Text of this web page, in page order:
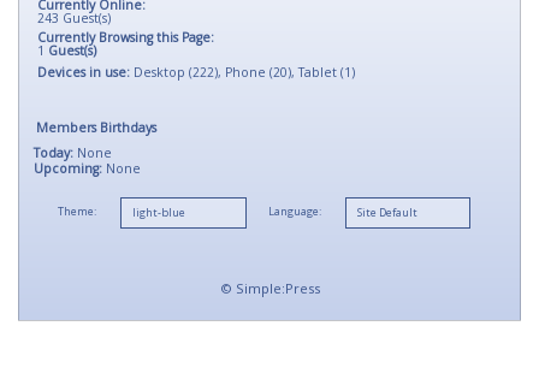
Currently Online:
243 Guest(s)
Currently Browsing this Page:
1 Guest(s)
Devices in use: Desktop (222), Phone (20), Tablet (1)
Members Birthdays
Today: None
Upcoming: None
Theme: Language:
© Simple:Press